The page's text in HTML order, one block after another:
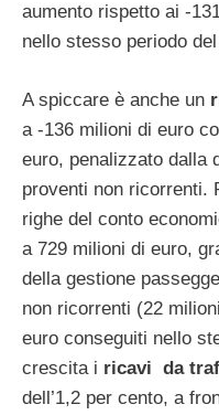
aumento rispetto ai -
nello stesso periodo
A spiccare è anche un
a -136 milioni di euro
euro, penalizzato dalla
proventi non ricorrenti.
righe del conto
a 729 milioni di euro,
della gestione
non ricorrenti (22
euro conseguiti nello
crescita i ricavi da
dell’1,2 per cento, a